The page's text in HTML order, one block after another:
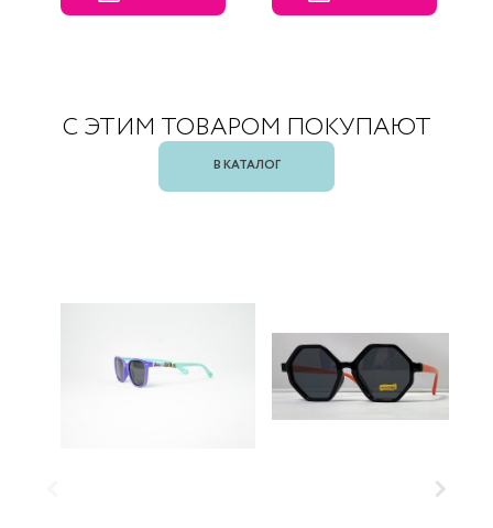
С ЭТИМ ТОВАРОМ ПОКУПАЮТ
В КАТАЛОГ